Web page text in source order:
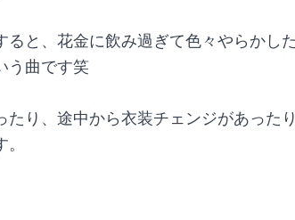
ると、花金に飲み過ぎて色々やらかし
う曲です笑
たり、途中から衣装チェンジがあった